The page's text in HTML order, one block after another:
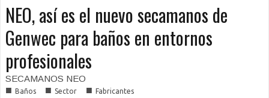
NEO, así es el nuevo secamanos de
Genwec para baños en entornos
profesionales
SECAMANOS NEO
■ Baños ■ Sector ■ Fabricantes